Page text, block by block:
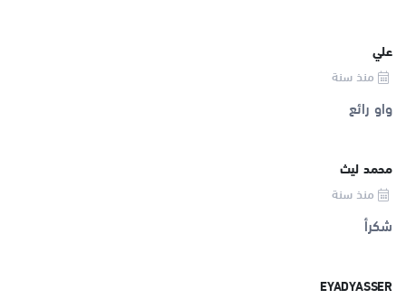
علي
منذ سنة
واو رائع
محمد ليث
منذ سنة
شكرأ
EYADYASSER